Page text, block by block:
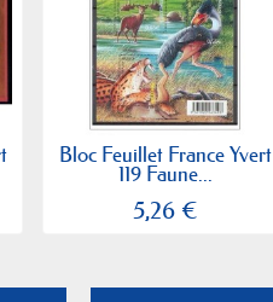
Bloc Feuillet France Yvert
119 Faune...
5,26 €